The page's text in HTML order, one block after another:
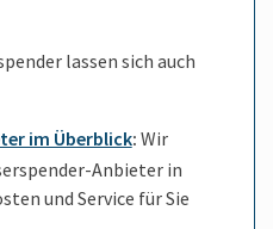
lassen sich auch
im Überblick: Wir
Anbieter in
und Service für Sie